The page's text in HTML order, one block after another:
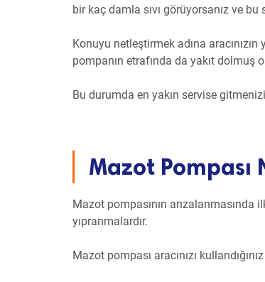
bir kaç damla sıvı görüyorsanız ve bu
Konuyu netleştirmek adına
pompanın etrafında da yakıt dolmuş
Bu durumda en yakın servise
Mazot Pompası
Mazot pompasının
yıpranmalardır.
Mazot pompası aracınızı